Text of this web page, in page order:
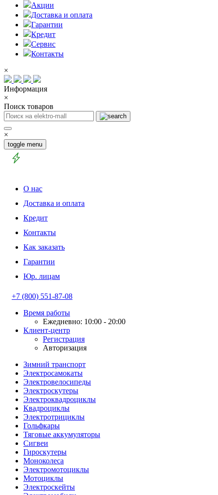
Акции
Доставка и оплата
Гарантии
Кредит
Сервис
Контакты
×
Информация
×
Поиск товаров
×
toggle menu
О нас
Доставка и оплата
Кредит
Контакты
Как заказать
Гарантии
Юр. лицам
+7 (800) 551-87-08
Время работы
Ежедневно: 10:00 - 20:00
Клиент-центр
Регистрация
Авторизация
Зимний транспорт
Электросамокаты
Электровелосипеды
Электроскутеры
Электроквадроциклы
Квадроциклы
Электротрициклы
Гольфкары
Тяговые аккумуляторы
Сигвеи
Гироскутеры
Моноколеса
Электромотоциклы
Мотоциклы
Электроскейты